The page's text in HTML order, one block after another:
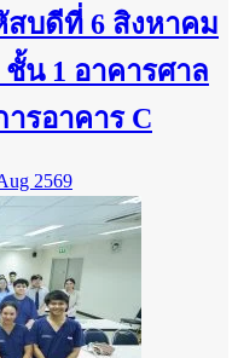
บดีที่ 6 สิงหาคม
น 1 อาคารศาล
รอาคาร C
2569